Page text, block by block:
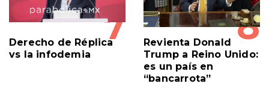
7
Derecho de Réplica
vs la infodemia
8
Revienta Donald
Trump a Reino Unido:
es un país en
“bancarrota”